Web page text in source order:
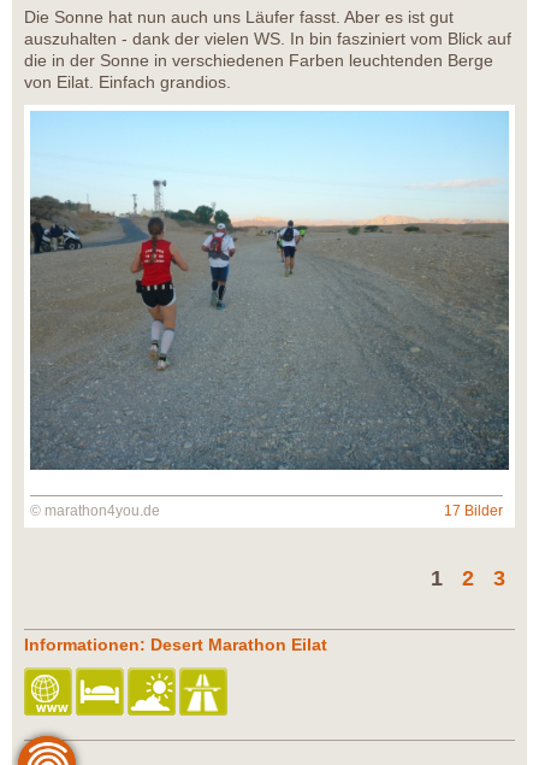
Die Sonne hat nun auch uns Läufer fasst. Aber es ist gut
auszuhalten - dank der vielen WS. In bin fasziniert vom Blick auf
die in der Sonne in verschiedenen Farben leuchtenden Berge
von Eilat. Einfach grandios.
© marathon4you.de 17 Bilder
1 2 3
Informationen: Desert Marathon Eilat